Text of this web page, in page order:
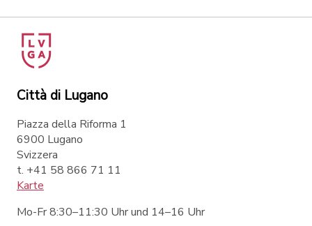
Città di Lugano
Piazza della Riforma 1
6900 Lugano
Svizzera
t. +41 58 866 71 11
Karte
Mo-Fr 8:30–11:30 Uhr und 14–16 Uhr